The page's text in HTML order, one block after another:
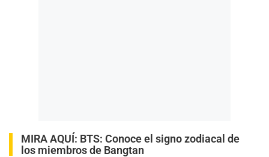
MIRA AQUÍ: BTS: Conoce el signo zodiacal de
los miembros de Bangtan